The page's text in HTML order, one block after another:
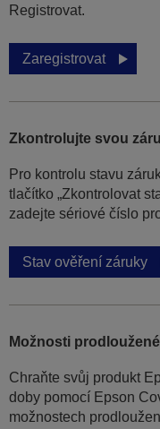
Registrovat.
Zaregistrovat
Zkontrolujte svou
Pro kontrolu stavu
tlačítko „Zkontrolovat
zadejte sériové číslo
Stav ověření záruky
Možnosti
Chraňte svůj produkt
doby pomocí Epson
možnostech